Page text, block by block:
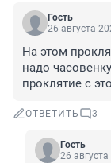
Гость
26 августа
На этом
надо
проклятие с
ОТВЕТИТЬ 3
Гость
26